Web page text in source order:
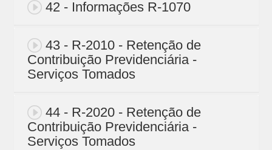
42 - Informações R-1070
43 - R-2010 - Retenção de
Contribuição Previdenciária -
Serviços Tomados
44 - R-2020 - Retenção de
Contribuição Previdenciária -
Serviços Tomados